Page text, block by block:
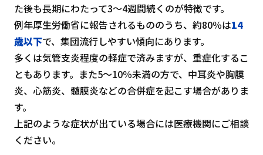
た後も長期にわたって3～4週間続くのが特徴です。
例年厚生労働省に報告されるもののうち、約80％は14
歳以下で、集団流行しやすい傾向にあります。
多くは気管支炎程度の軽症で済みますが、重症化するこ
ともあります。また5～10％未満の方で、中耳炎や胸膜
炎、心筋炎、髄膜炎などの合併症を起こす場合がありま
す。
上記のような症状が出ている場合には医療機関にご相談
ください。